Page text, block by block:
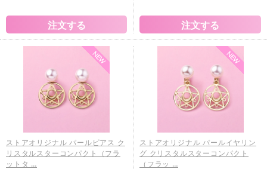
ストアオリジナル パールピアス ク
リスタルスターコンパクト（フラ
ットタ …
ストアオリジナル パールイヤリン
グ クリスタルスターコンパクト
（フラッ …